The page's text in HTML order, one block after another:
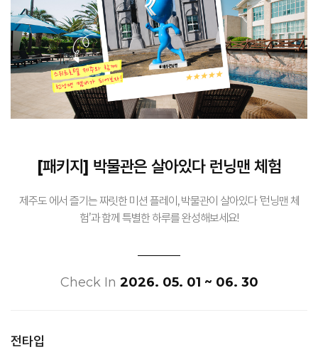
[패키지] 박물관은 살아있다 런닝맨 체험
제주도 에서 즐기는 짜릿한 미션 플레이, 박물관이 살아있다 ‘런닝맨 체
험’과 함께 특별한 하루를 완성해보세요!
Check In 2026. 05. 01 ~ 06. 30
전타입